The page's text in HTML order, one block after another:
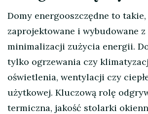
Domy energooszczędne to
zaprojektowane i wybudowane z
minimalizacji zużycia energii.
tylko ogrzewania czy
oświetlenia, wentylacji czy
użytkowej. Kluczową rolę
termiczna, jakość stolarki